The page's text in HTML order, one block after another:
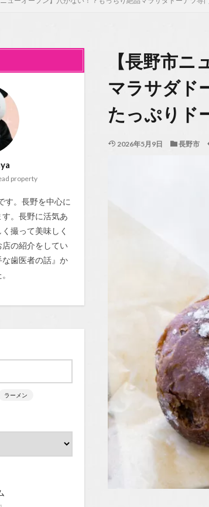
【長野市
マラサダド
たっぷりド
2026年5月9日 長野市
property
す。長野を中心に
。長野に活気あ
撮って美味しく
の紹介をしてい
歯医者の話』か
ラーメン